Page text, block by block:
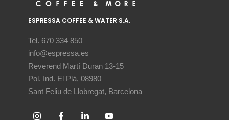
ESPRESSA COFFEE & WATER S.A.
Tel. 670 334 850
info@espressa.es
Reverend Martí Duran 13-15
Pol. Ind. El Plà, 08980
Sant Feliu de Llobregat, Barcelona